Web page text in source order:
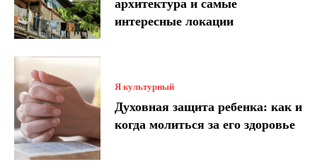
архитектура и самые
интересные локации
Я культурный
Духовная защита ребенка: как и
когда молиться за его здоровье